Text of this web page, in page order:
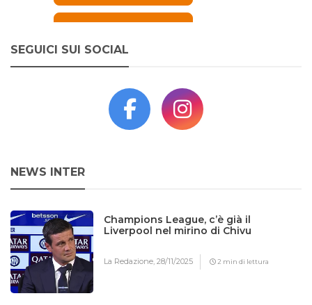
SEGUICI SUI SOCIAL
NEWS INTER
Champions League, c’è già il
Liverpool nel mirino di Chivu
La Redazione,28/11/2025 2 min di lettura